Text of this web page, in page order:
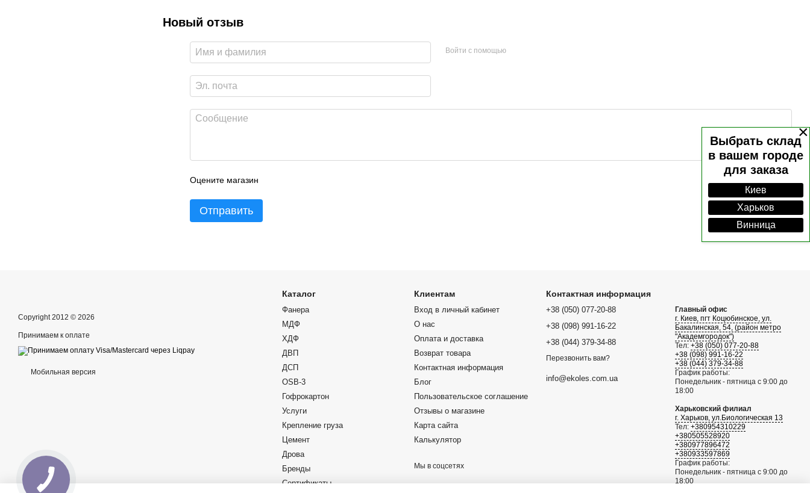
×
Выбрать склад
в вашем городе
для заказа
Киев
Харьков
Винница
Новый отзыв
Войти с помощью
Оцените магазин
Отправить
Copyright 2012 © 2026
Принимаем к оплате
Мобильная версия
Каталог
Фанера
МДФ
ХДФ
ДВП
ДСП
OSB-3
Гофрокартон
Услуги
Крепление груза
Цемент
Дрова
Бренды
Сертификаты
Клиентам
Вход в личный кабинет
О нас
Оплата и доставка
Возврат товара
Контактная информация
Блог
Пользовательское соглашение
Отзывы о магазине
Карта сайта
Калькулятор
Мы в соцсетях
Контактная информация
+38 (050) 077-20-88
+38 (098) 991-16-22
+38 (044) 379-34-88
Перезвонить вам?
info@ekoles.com.ua
Главный офис
г. Киев, пгт Коцюбинское, ул.
Бакалинская, 54, (район метро
"Академгородок")
Тел: +38 (050) 077-20-88
+38 (098) 991-16-22
+38 (044) 379-34-88
График работы:
Понедельник - пятница с 9:00 до
18:00
Харьковский филиал
г. Харьков, ул.Биологическая 13
Тел: +380954310229
+380505528920
+380977896472
+380933597869
График работы:
Понедельник - пятница с 9:00 до
18:00